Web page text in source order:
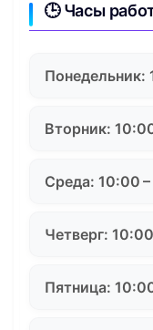
🕒 Часы
Понедельник:
Вторник:
Среда: 10:00
Четверг:
Пятница: